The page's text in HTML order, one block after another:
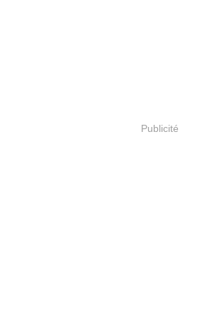
Publicité